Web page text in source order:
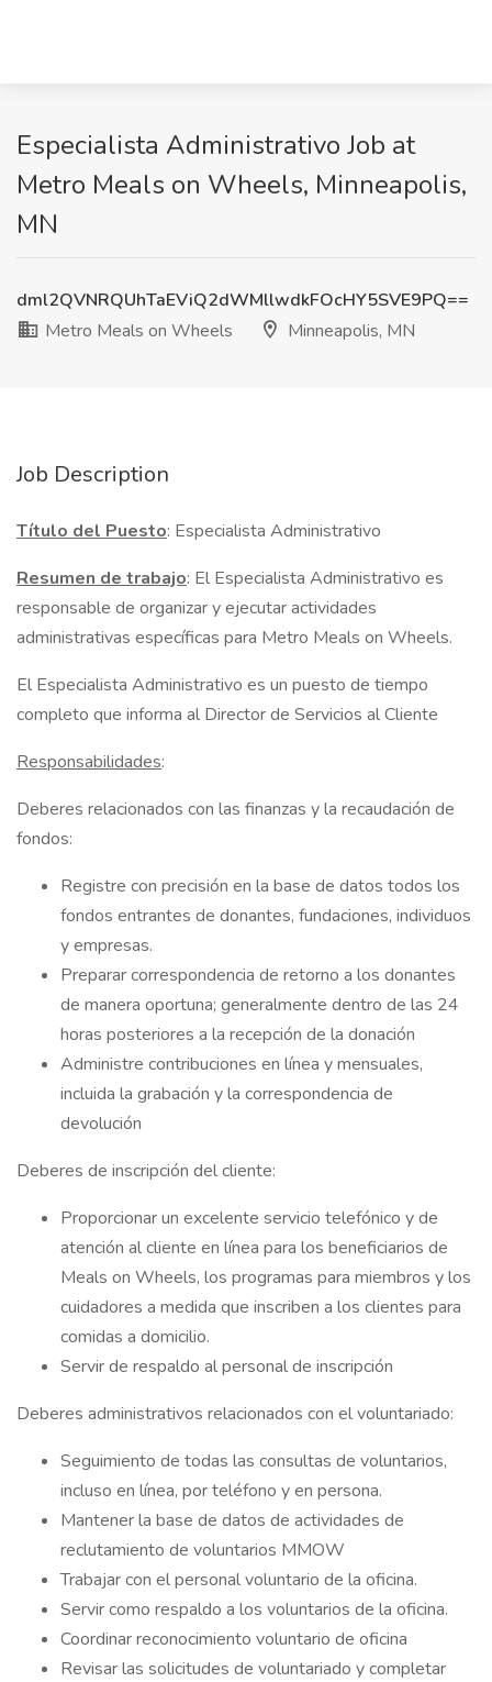
Especialista Administrativo Job at
Metro Meals on Wheels, Minneapolis,
MN
dml2QVNRQUhTaEViQ2dWMllwdkFOcHY5SVE9PQ==
Metro Meals on Wheels
Minneapolis, MN
Job Description
Título del Puesto: Especialista Administrativo
Resumen de trabajo: El Especialista Administrativo es
responsable de organizar y ejecutar actividades
administrativas específicas para Metro Meals on Wheels.
El Especialista Administrativo es un puesto de tiempo
completo que informa al Director de Servicios al Cliente
Responsabilidades:
Deberes relacionados con las finanzas y la recaudación de
fondos:
Registre con precisión en la base de datos todos los
fondos entrantes de donantes, fundaciones, individuos
y empresas.
Preparar correspondencia de retorno a los donantes
de manera oportuna; generalmente dentro de las 24
horas posteriores a la recepción de la donación
Administre contribuciones en línea y mensuales,
incluida la grabación y la correspondencia de
devolución
Deberes de inscripción del cliente:
Proporcionar un excelente servicio telefónico y de
atención al cliente en línea para los beneficiarios de
Meals on Wheels, los programas para miembros y los
cuidadores a medida que inscriben a los clientes para
comidas a domicilio.
Servir de respaldo al personal de inscripción
Deberes administrativos relacionados con el voluntariado:
Seguimiento de todas las consultas de voluntarios,
incluso en línea, por teléfono y en persona.
Mantener la base de datos de actividades de
reclutamiento de voluntarios MMOW
Trabajar con el personal voluntario de la oficina.
Servir como respaldo a los voluntarios de la oficina.
Coordinar reconocimiento voluntario de oficina
Revisar las solicitudes de voluntariado y completar